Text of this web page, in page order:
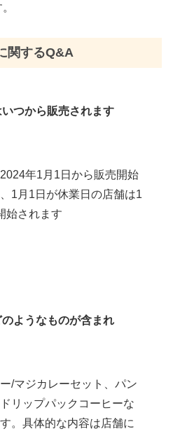
​。
関するQ&A
つから販売されます
年1月1日から販売開始
1月1日が休業日の店舗は1
始されます
ようなものが含まれ
/マジカレーセット、パン
リップパックコーヒーな
。具体的な内容は店舗に